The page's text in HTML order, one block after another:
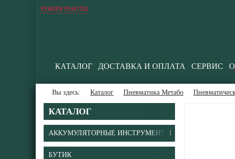
РЕЖИМ РАБОТЫ
КАТАЛОГ ДОСТАВКА И ОПЛАТА СЕРВИС
Вы здесь: Каталог Пневматика Метабо
КАТАЛОГ
АККУМУЛЯТОРНЫЕ ИНСТРУМЕНТЫ
БУТИК